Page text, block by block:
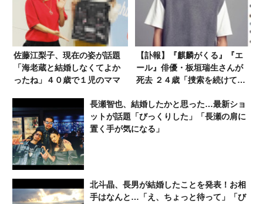
佐藤江梨子、現在の姿が話題
「海老蔵と結婚しなくてよか
ったね」４０歳で１児のママ
【訃報】『麒麟がくる』『エ
ール』俳優・板垣瑞生さんが
死去 ２４歳「捜索を続けてま
長瀬智也、結婚したかと思った…最新ショ
ットが話題「びっくりした」「長瀬の肩に
置く手が気になる」
北斗晶、長男が結婚したことを発表！お相
手はなんと…「え、ちょっと待って」「び